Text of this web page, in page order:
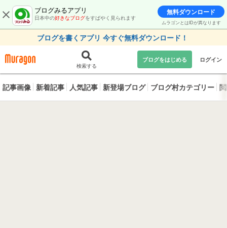
ブログみるアプリ
日本中の好きなブログをすばやく見られます
無料ダウンロード
ムラゴンとはIDが異なります
ブログを書くアプリ 今すぐ無料ダウンロード！
検索する
ブログをはじめる ログイン
記事画像 新着記事 人気記事 新登場ブログ ブログ村カテゴリー